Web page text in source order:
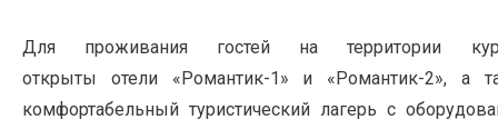
Для проживания гостей на территории
открыты отели «Романтик-1» и «Романтик-2», а
комфортабельный туристический лагерь с